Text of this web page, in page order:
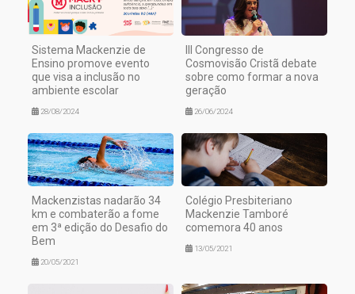
Sistema Mackenzie de
Ensino promove evento
que visa a inclusão no
ambiente escolar
28/08/2024
III Congresso de
Cosmovisão Cristã debate
sobre como formar a nova
geração
26/06/2024
Mackenzistas nadarão 34
km e combaterão a fome
em 3ª edição do Desafio do
Bem
20/05/2021
Colégio Presbiteriano
Mackenzie Tamboré
comemora 40 anos
13/05/2021